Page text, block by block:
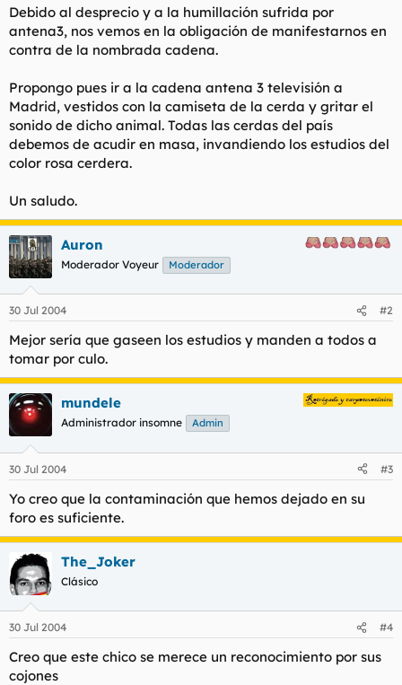
r
d
e
l
e
m
a
n
c
i
Debido al desprecio y a la humillación sufrida por
antena3, nos vemos en la obligación de manifestarnos en
contra de la nombrada cadena.
Propongo pues ir a la cadena antena 3 televisión a
Madrid, vestidos con la camiseta de la cerda y gritar el
sonido de dicho animal. Todas las cerdas del país
debemos de acudir en masa, invandiendo los estudios del
color rosa cerdera.
Un saludo.
Auron
Moderador Voyeur Moderador
30 Jul 2004 #2
Mejor sería que gaseen los estudios y manden a todos a
tomar por culo.
mundele
Administrador insomne Admin
30 Jul 2004 #3
Yo creo que la contaminación que hemos dejado en su
foro es suficiente.
The_Joker
Clásico
30 Jul 2004 #4
Creo que este chico se merece un reconocimiento por sus
cojones